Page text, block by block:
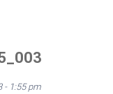
- 1:55 pm